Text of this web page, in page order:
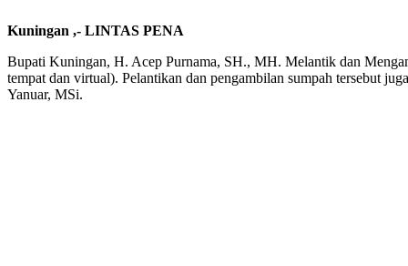
Kuningan ,- LINTAS PENA
Bupati Kuningan, H. Acep Purnama, SH., MH. Melantik dan
tempat dan virtual). Pelantikan dan pengambilan sumpah tersebut
Yanuar, MSi.